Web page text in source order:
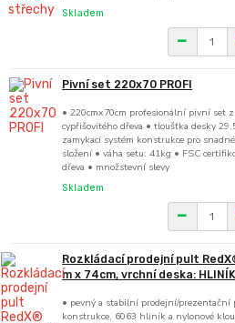
Skladem
Pivní set 220x70 PROFI
• 220cmx70cm profesionální pivní set
cypřišovitého dřeva • tloušťka desky
zamykací systém konstrukce pro
složení • váha setu: 41kg • FSC
dřeva • množstevní slevy
Skladem
Rozkládací prodejní pult
m x 74cm, vrchní deska: HLINÍK
• pevný a stabilní prodejní/prezentační
konstrukce, 6063 hliník a nylonové